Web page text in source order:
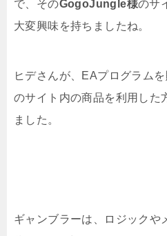
で、そのGogoJungle様のサ
大変興味を持ちましたね。
ヒデさんが、EAプログラム
のサイト内の商品を利用した
ました。
ギャンブラーは、ロジックや